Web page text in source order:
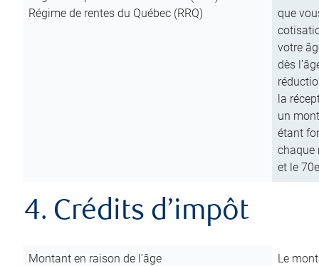
Régime de rentes du Québec (RRQ)
que
votre
dès
la
un
étant
chaque
et le
4. Crédits d’impôt
Montant en raison de l’âge
Le